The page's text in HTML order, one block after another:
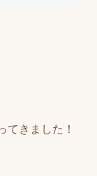
てきました！